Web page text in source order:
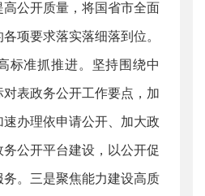
公开质量，将国省市全面
项要求落实落细落到位。
标准抓推进。坚持围绕中
表政务公开工作要点，加
办理依申请公开、加大政
公开平台建设，以公开促
。三是聚焦能力建设高质